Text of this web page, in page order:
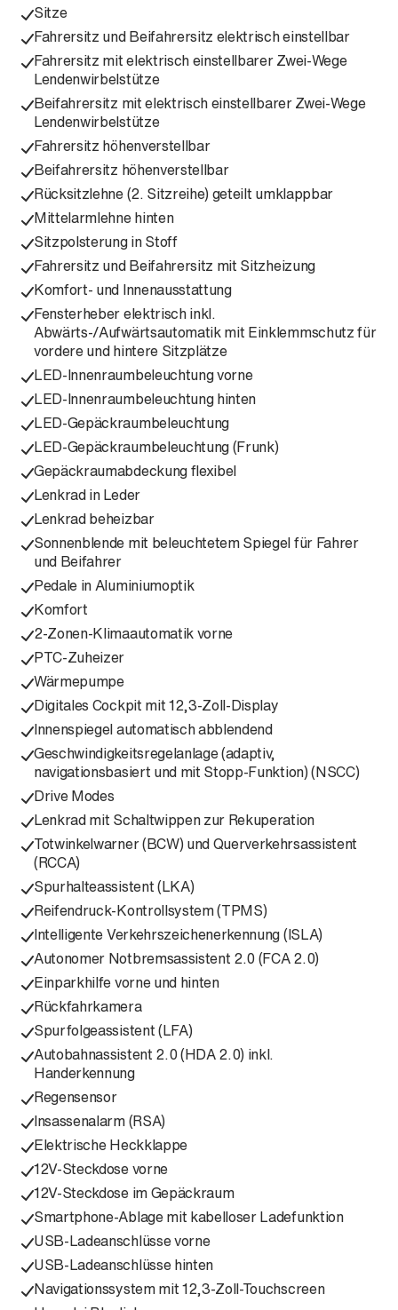
Sitze
Fahrersitz und Beifahrersitz elektrisch einstellbar
Fahrersitz mit elektrisch einstellbarer Zwei-Wege
Lendenwirbelstütze
Beifahrersitz mit elektrisch einstellbarer Zwei-Wege
Lendenwirbelstütze
Fahrersitz höhenverstellbar
Beifahrersitz höhenverstellbar
Rücksitzlehne (2. Sitzreihe) geteilt umklappbar
Mittelarmlehne hinten
Sitzpolsterung in Stoff
Fahrersitz und Beifahrersitz mit Sitzheizung
Komfort- und Innenausstattung
Fensterheber elektrisch inkl.
Abwärts-/Aufwärtsautomatik mit Einklemmschutz für
vordere und hintere Sitzplätze
LED-Innenraumbeleuchtung vorne
LED-Innenraumbeleuchtung hinten
LED-Gepäckraumbeleuchtung
LED-Gepäckraumbeleuchtung (Frunk)
Gepäckraumabdeckung flexibel
Lenkrad in Leder
Lenkrad beheizbar
Sonnenblende mit beleuchtetem Spiegel für Fahrer
und Beifahrer
Pedale in Aluminiumoptik
Komfort
2-Zonen-Klimaautomatik vorne
PTC-Zuheizer
Wärmepumpe
Digitales Cockpit mit 12,3-Zoll-Display
Innenspiegel automatisch abblendend
Geschwindigkeitsregelanlage (adaptiv,
navigationsbasiert und mit Stopp-Funktion) (NSCC)
Drive Modes
Lenkrad mit Schaltwippen zur Rekuperation
Totwinkelwarner (BCW) und Querverkehrsassistent
(RCCA)
Spurhalteassistent (LKA)
Reifendruck-Kontrollsystem (TPMS)
Intelligente Verkehrszeichenerkennung (ISLA)
Autonomer Notbremsassistent 2.0 (FCA 2.0)
Einparkhilfe vorne und hinten
Rückfahrkamera
Spurfolgeassistent (LFA)
Autobahnassistent 2.0 (HDA 2.0) inkl.
Handerkennung
Regensensor
Insassenalarm (RSA)
Elektrische Heckklappe
12V-Steckdose vorne
12V-Steckdose im Gepäckraum
Smartphone-Ablage mit kabelloser Ladefunktion
USB-Ladeanschlüsse vorne
USB-Ladeanschlüsse hinten
Navigationssystem mit 12,3-Zoll-Touchscreen